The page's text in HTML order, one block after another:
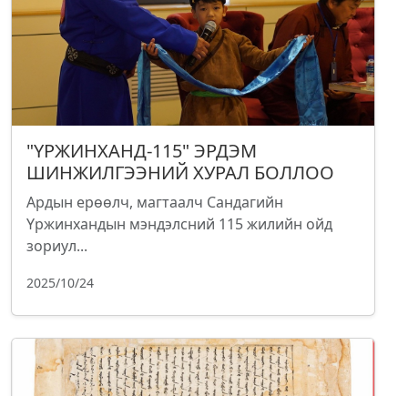
"ҮРЖИНХАНД-115" ЭРДЭМ
ШИНЖИЛГЭЭНИЙ ХУРАЛ БОЛЛОО
Ардын ерөөлч, магтаалч Сандагийн
Үржинхандын мэндэлсний 115 жилийн ойд
зориул...
2025/10/24